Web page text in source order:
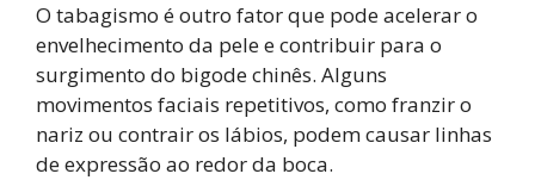
O tabagismo é outro fator que pode acelerar o
envelhecimento da pele e contribuir para o
surgimento do bigode chinês. Alguns
movimentos faciais repetitivos, como franzir o
nariz ou contrair os lábios, podem causar linhas
de expressão ao redor da boca.